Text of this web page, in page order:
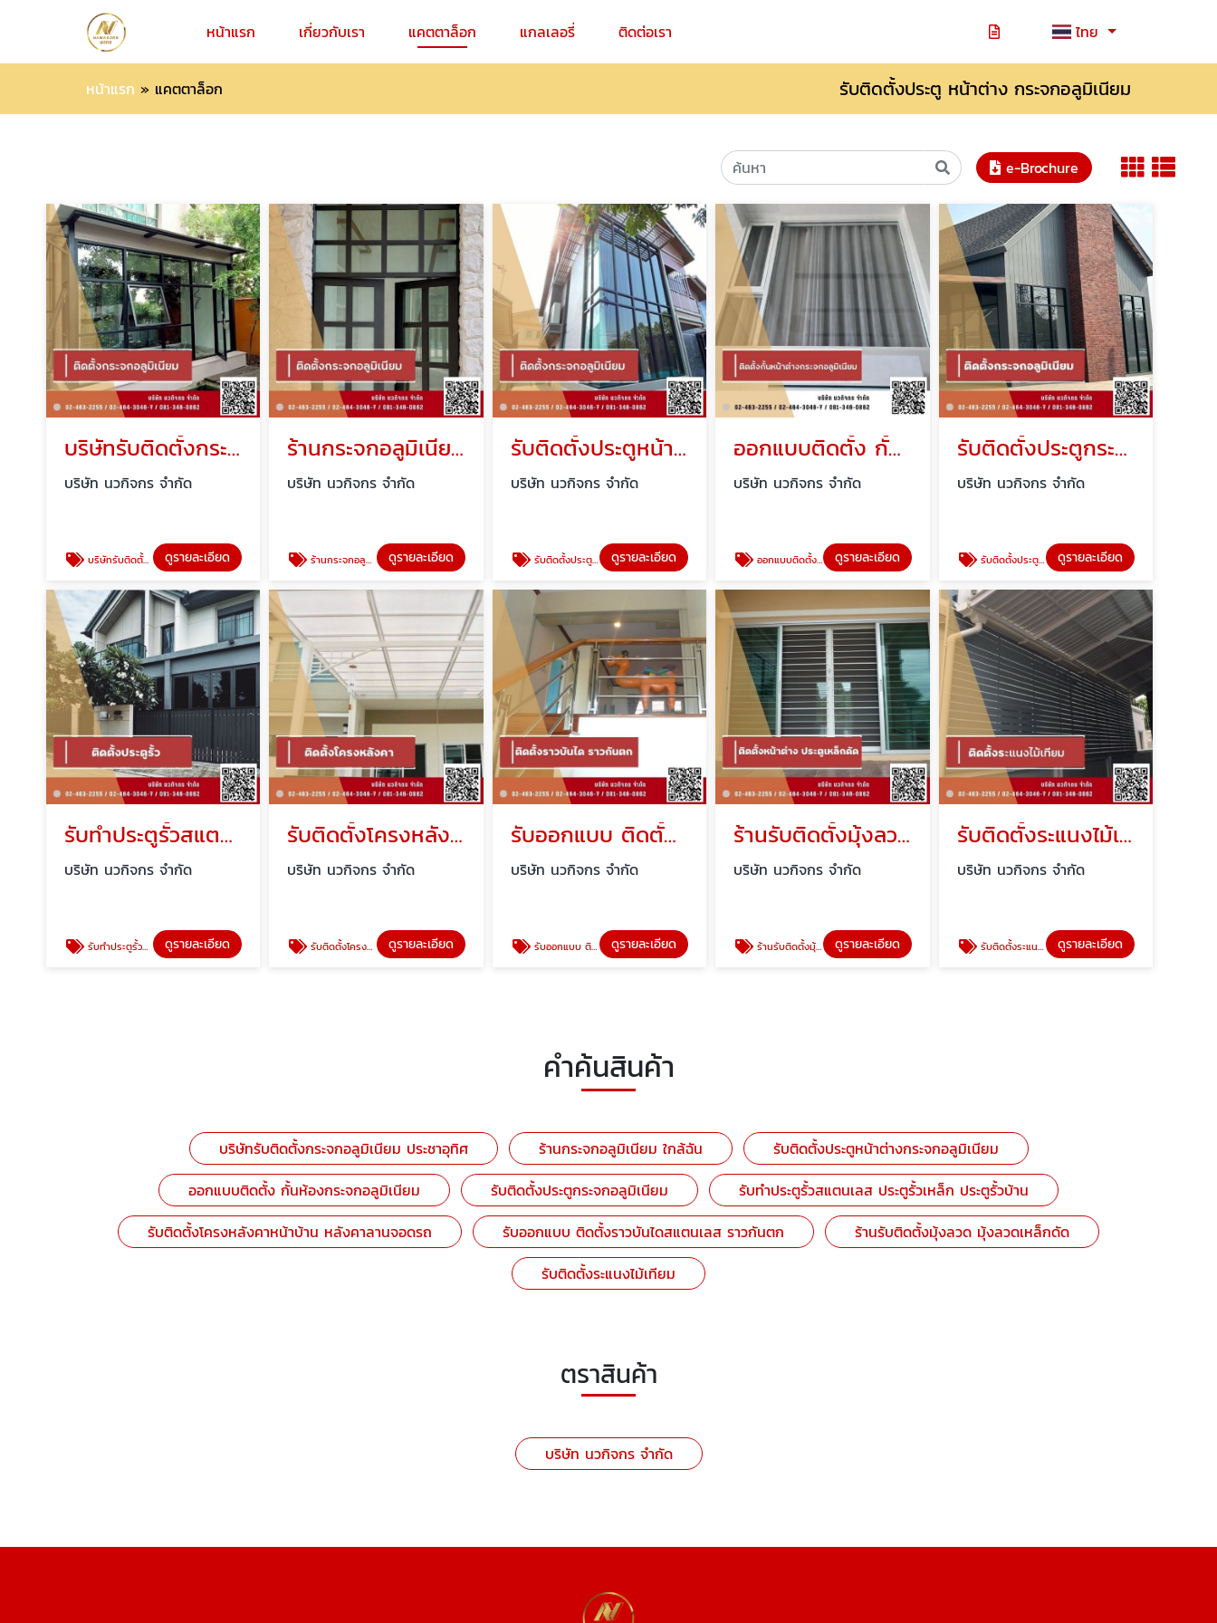
หน้าแรก เกี่ยวกับเรา แคตตาล็อก แกลเลอรี่ ติดต่อเรา ไทย
หน้าแรก » แคตตาล็อก รับติดตั้งประตู หน้าต่าง กระจกอลูมิเนียม
e-Brochure
บริษัทรับติดตั้งกระจกอลูมิเนียม ประชาอุทิศ
บริษัท นวกิจกร จำกัด
บริษัทรับติดตั้งกระจกอลูมิเนียม ประชาอุทิศ ดูรายละเอียด
ร้านกระจกอลูมิเนียม ใกล้ฉัน
บริษัท นวกิจกร จำกัด
ร้านกระจกอลูมิเนียม ใกล้ฉัน ดูรายละเอียด
รับติดตั้งประตูหน้าต่างกระจกอลูมิเนียม
บริษัท นวกิจกร จำกัด
รับติดตั้งประตูหน้าต่างกระจกอลูมิเนียม ดูรายละเอียด
ออกแบบติดตั้ง กั้นห้องกระจกอลูมิเนียม
บริษัท นวกิจกร จำกัด
ออกแบบติดตั้ง กั้นห้องกระจกอลูมิเนียม ดูรายละเอียด
รับติดตั้งประตูกระจกอลูมิเนียม
บริษัท นวกิจกร จำกัด
รับติดตั้งประตูกระจกอลูมิเนียม ดูรายละเอียด
รับทำประตูรั้วสแตนเลส ประตูรั้วเหล็ก ประตูรั้วบ้าน
บริษัท นวกิจกร จำกัด
รับทำประตูรั้วสแตนเลส ประตูรั้วเหล็ก ประตูรั้วบ้าน ดูรายละเอียด
รับติดตั้งโครงหลังคาหน้าบ้าน หลังคาลานจอดรถ
บริษัท นวกิจกร จำกัด
รับติดตั้งโครงหลังคาหน้าบ้าน หลังคาลานจอดรถ ดูรายละเอียด
รับออกแบบ ติดตั้งราวบันไดสแตนเลส ราวกันตก
บริษัท นวกิจกร จำกัด
รับออกแบบ ติดตั้งราวบันไดสแตนเลส ราวกันตก ดูรายละเอียด
ร้านรับติดตั้งมุ้งลวด มุ้งลวดเหล็กดัด
บริษัท นวกิจกร จำกัด
ร้านรับติดตั้งมุ้งลวด มุ้งลวดเหล็กดัด ดูรายละเอียด
รับติดตั้งระแนงไม้เทียม
บริษัท นวกิจกร จำกัด
รับติดตั้งระแนงไม้เทียม ดูรายละเอียด
คำค้นสินค้า
บริษัทรับติดตั้งกระจกอลูมิเนียม ประชาอุทิศ ร้านกระจกอลูมิเนียม ใกล้ฉัน
รับติดตั้งประตูหน้าต่างกระจกอลูมิเนียม
ออกแบบติดตั้ง กั้นห้องกระจกอลูมิเนียม
รับติดตั้งประตูกระจกอลูมิเนียม
รับทำประตูรั้วสแตนเลส ประตูรั้วเหล็ก ประตูรั้วบ้าน
รับติดตั้งโครงหลังคาหน้าบ้าน หลังคาลานจอดรถ
รับออกแบบ ติดตั้งราวบันไดสแตนเลส ราวกันตก
ร้านรับติดตั้งมุ้งลวด มุ้งลวดเหล็กดัด
รับติดตั้งระแนงไม้เทียม
ตราสินค้า
บริษัท นวกิจกร จำกัด